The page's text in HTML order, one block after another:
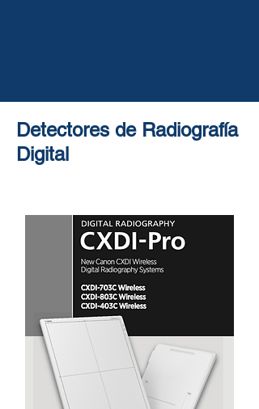
Detectores de Radiografía
Digital